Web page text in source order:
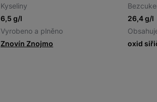
Kyseliny
6,5 g/l
26,4 g/l
Vyrobeno a plněno
Znovín Znojmo
oxid